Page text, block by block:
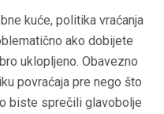
kuće, politika vraćanja
ako dobijete
uklopljeno. Obavezno
povraćaja pre nego što
biste sprečili glavobolje